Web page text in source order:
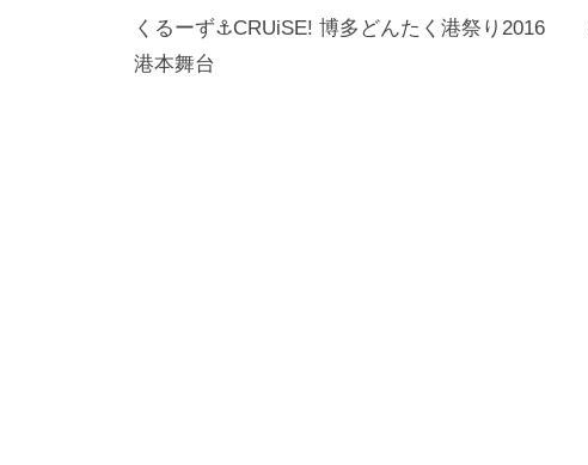
稿
ナ
くるーず⚓CRUiSE! 博多どんたく港祭り2016
港本舞台